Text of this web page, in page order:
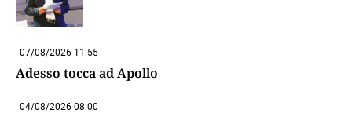
07/08/2026 11:55
Adesso tocca ad Apollo
04/08/2026 08:00